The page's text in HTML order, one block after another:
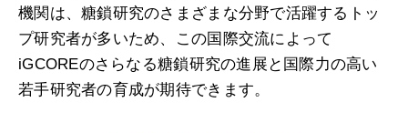
機関は、糖鎖研究のさまざまな分野で活躍するトッ
プ研究者が多いため、この国際交流によって
iGCOREのさらなる糖鎖研究の進展と国際力の高い
若手研究者の育成が期待できます。